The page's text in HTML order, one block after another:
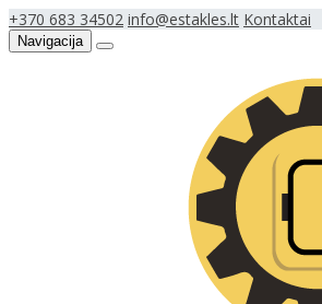
+370 683 34502 info@estakles.lt Kontaktai
Navigacija